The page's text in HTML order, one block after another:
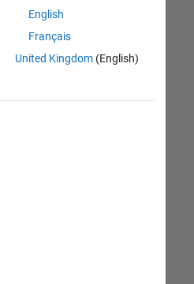
English
Français
United Kingdom(English)